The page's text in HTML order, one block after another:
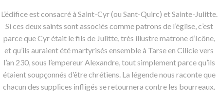
L’édifice est consacré à Saint-Cyr (ou Sant-Quirc) et Sainte-Julitte.
Si ces deux saints sont associés comme patrons de l’église, c’est
parce que Cyr était le fils de Julitte, très illustre matrone d’Icône,
et qu’ils auraient été martyrisés ensemble à Tarse en Cilicie vers
l’an 230, sous l’empereur Alexandre, tout simplement parce qu’ils
étaient soupçonnés d’être chrétiens. La légende nous raconte que
chacun des supplices infligés se retournera contre les bourreaux.